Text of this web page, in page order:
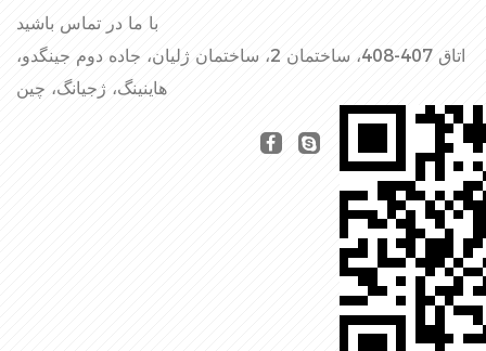
با ما در تماس باشید
اتاق 407-408، ساختمان 2، ساختمان ژلیان، جاده دوم جینگدو،
هاینینگ، ژجیانگ، چین